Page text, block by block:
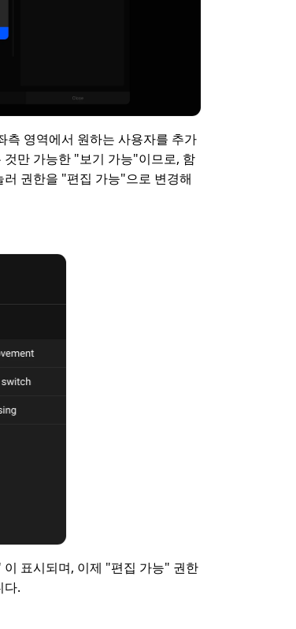
측 영역에서 원하는 사용자를 추가
만 가능한 "보기 가능"이므로, 함
권한을 "편집 가능"으로 변경해
표시되며, 이제 "편집 가능" 권한
다.